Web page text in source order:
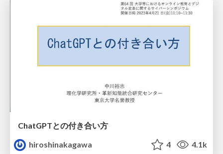
ChatGPTとの付き合い方
hiroshinakagawa
4 4.1k